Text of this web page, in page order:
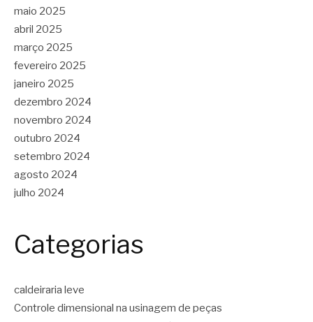
maio 2025
abril 2025
março 2025
fevereiro 2025
janeiro 2025
dezembro 2024
novembro 2024
outubro 2024
setembro 2024
agosto 2024
julho 2024
Categorias
caldeiraria leve
Controle dimensional na usinagem de peças